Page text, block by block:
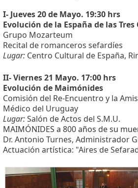
I- Jueves 20 de Mayo. 19:30 hrs
Evolución de la España de las
Grupo Mozarteum
Recital de romanceros sefardíes
Lugar: Centro Cultural de España,
II- Viernes 21 Mayo. 17:00 hrs
Evolución de Maimónides
Comisión del Re-Encuentro y la
Médico del Uruguay
Lugar:Salón de Actos del S.M.U.
MAIMÓNIDES a 800 años de su
Dr. Antonio Turnes, Administrador
Actuación artística: "Aires de